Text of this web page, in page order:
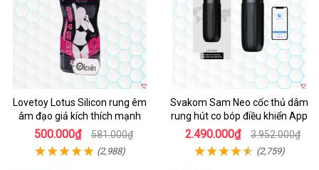
Lovetoy Lotus Silicon rung êm
âm đạo giả kích thích mạnh
500.000₫ 581.000₫
(2,988)
Svakom Sam Neo cốc thủ dâm
rung hút co bóp điều khiển App
2.490.000₫ 3.952.000₫
(2,759)